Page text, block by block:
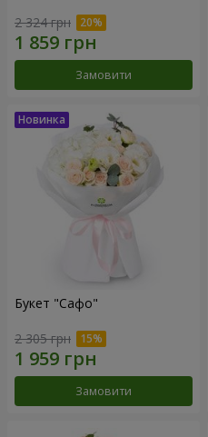
2 324 грн
Замовити
Букет "Сафо"
2 305 грн
Замовити